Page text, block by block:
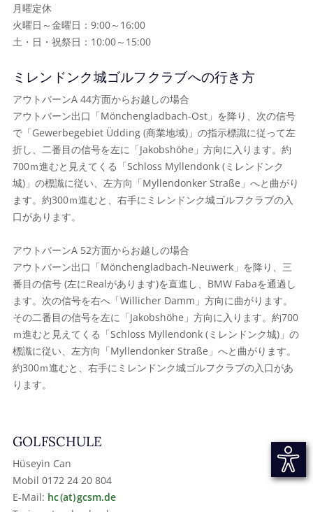
月曜定休
火曜日～金曜日：9:00～16:00
土・日・祝祭日：10:00～15:00
ミレンドンク城ゴルフクラブへの行き方
アウトバーンA 44方面からお越しの場合
アウトバーン出口「Mönchengladbach-Ost」を降り、次の信号
で「Gewerbegebiet Üdding (商業地域)」の指示標識に従って左
折し、二番目の信号を左に「Jakobshöhe」方向に入ります。約
700ｍ進むと見えてくる「Schloss Myllendonk (ミレンドンク
城)」の標識に従い、左方向「Myllendonker Straße」へと曲がり
ます。約300ｍ進むと、右手にミレンドンク城ゴルフクラブの入
口があります。
アウトバーンA 52方面からお越しの場合
アウトバーン出口「Mönchengladbach-Neuwerk」を降り、三
番目の信号 (左にRealがあります)を直進し、BMW Fabaを通過し
ます。次の信号を右へ「Willicher Damm」方向に曲がります。
その二番目の信号を左に「Jakobshöhe」方向に入ります。約700
ｍ進むと見えてくる「Schloss Myllendonk (ミレンドンク城)」の
標識に従い、左方向「Myllendonker Straße」へと曲がります。
約300ｍ進むと、右手にミレンドンク城ゴルフクラブの入口があ
ります。
GOLFSCHULE
Hüseyin Can
Mobil 0172 24 20 804
E-Mail: hc (at) gcsm.de